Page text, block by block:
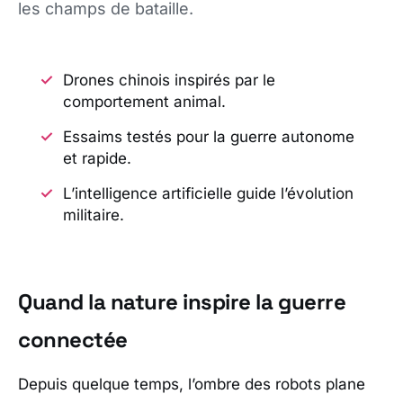
les champs de bataille.
Drones chinois inspirés par le
comportement animal.
Essaims testés pour la guerre autonome
et rapide.
L’intelligence artificielle guide l’évolution
militaire.
Quand la nature inspire la guerre
connectée
Depuis quelque temps, l’ombre des robots plane